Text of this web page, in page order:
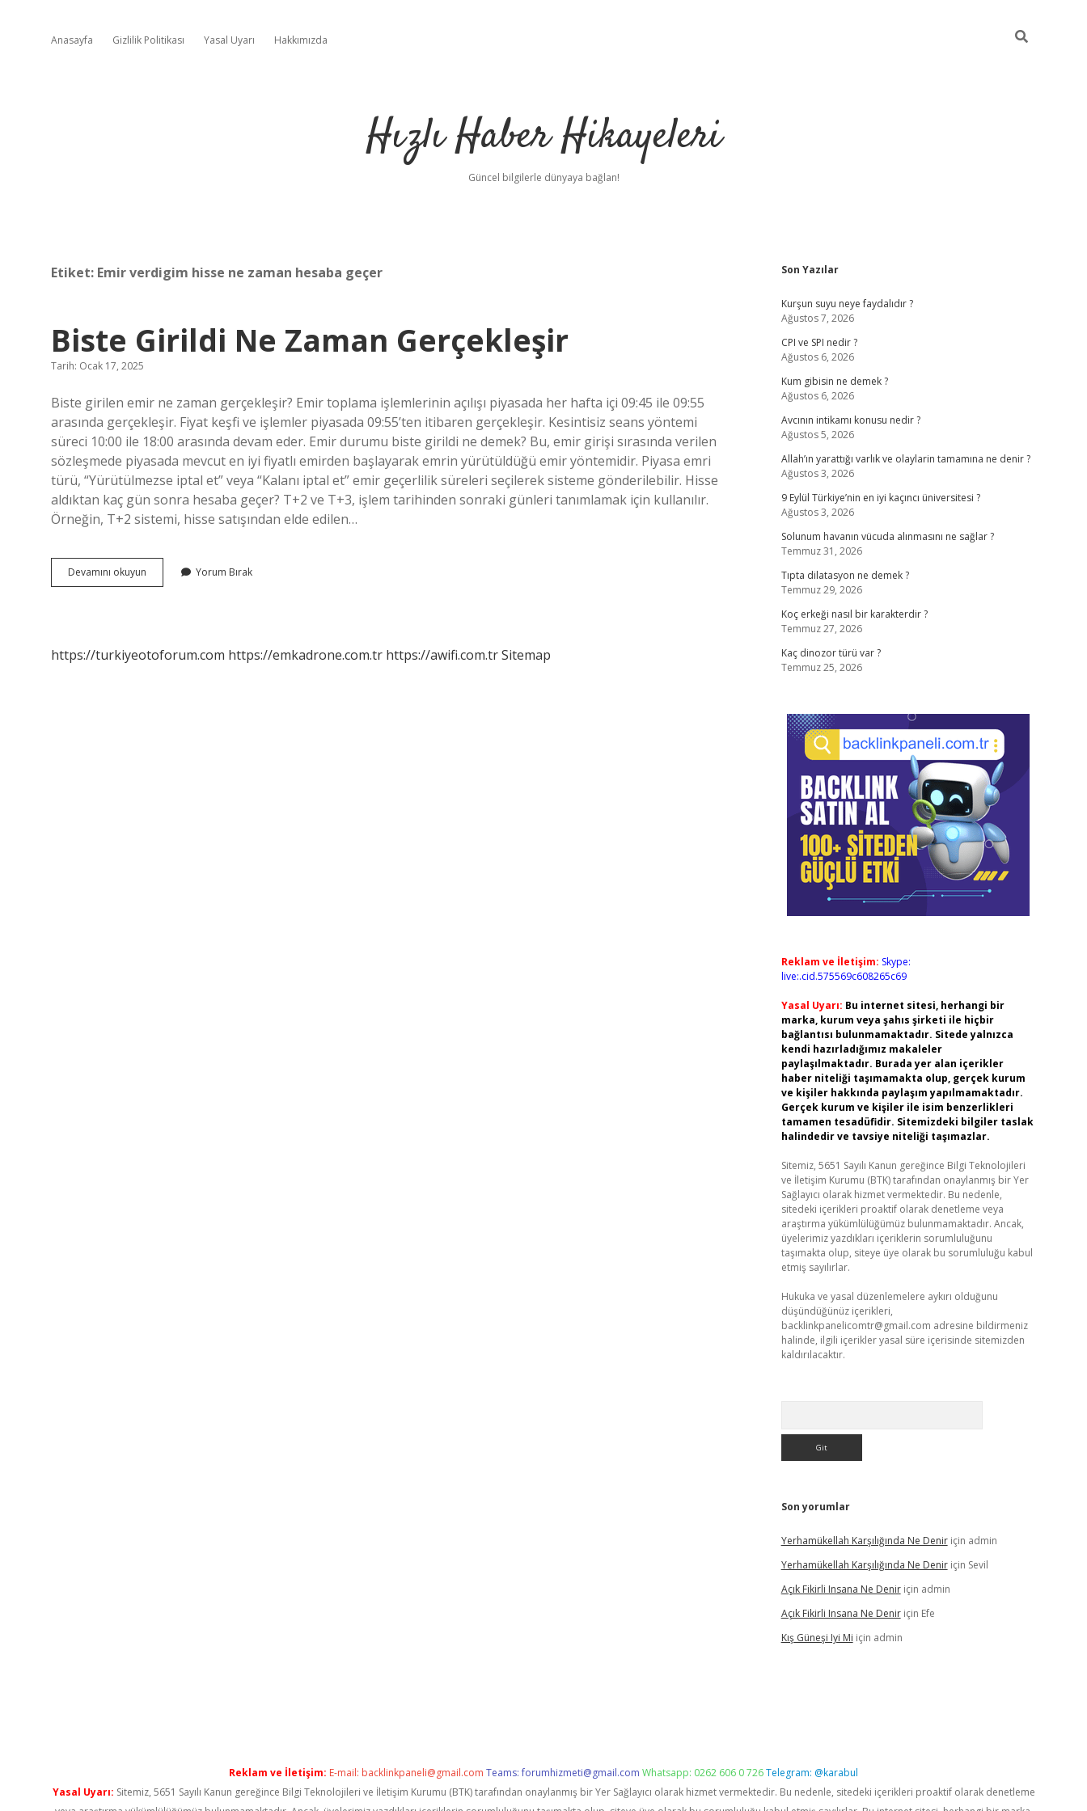
Anasayfa Gizlilik Politikası Yasal Uyarı Hakkımızda
Hızlı Haber Hikayeleri
Güncel bilgilerle dünyaya bağlan!
Etiket: Emir verdigim hisse ne zaman hesaba geçer
Biste Girildi Ne Zaman Gerçekleşir
Tarih: Ocak 17, 2025
Biste girilen emir ne zaman gerçekleşir? Emir toplama işlemlerinin açılışı piyasada her hafta içi 09:45 ile 09:55
arasında gerçekleşir. Fiyat keşfi ve işlemler piyasada 09:55’ten itibaren gerçekleşir. Kesintisiz seans yöntemi
süreci 10:00 ile 18:00 arasında devam eder. Emir durumu biste girildi ne demek? Bu, emir girişi sırasında verilen
sözleşmede piyasada mevcut en iyi fiyatlı emirden başlayarak emrin yürütüldüğü emir yöntemidir. Piyasa emri
türü, “Yürütülmezse iptal et” veya “Kalanı iptal et” emir geçerlilik süreleri seçilerek sisteme gönderilebilir. Hisse
aldıktan kaç gün sonra hesaba geçer? T+2 ve T+3, işlem tarihinden sonraki günleri tanımlamak için kullanılır.
Örneğin, T+2 sistemi, hisse satışından elde edilen…
Devamını okuyun
Girildi
Yorum Bırak
https://turkiyeotoforum.com https://emkadrone.com.tr https://awifi.com.trSitemap
Sidebar
Son Yazılar
Kurşun suyu neye faydalıdır ?
Ağustos 7, 2026
CPI ve SPI nedir ?
Ağustos 6, 2026
Kum gibisin ne demek ?
Ağustos 6, 2026
Avcının intikamı konusu nedir ?
Ağustos 5, 2026
Allah’ın yarattığı varlık ve olaylarin tamamına ne denir ?
Ağustos 3, 2026
9 Eylül Türkiye’nin en iyi kaçıncı üniversitesi ?
Ağustos 3, 2026
Solunum havanın vücuda alınmasını ne sağlar ?
Temmuz 31, 2026
Tıpta dilatasyon ne demek ?
Temmuz 29, 2026
Koç erkeği nasıl bir karakterdir ?
Temmuz 27, 2026
Kaç dinozor türü var ?
Temmuz 25, 2026
Reklam ve İletişim: Skype:
live:.cid.575569c608265c69
Yasal Uyarı: Bu internet sitesi, herhangi bir
marka, kurum veya şahıs şirketi ile hiçbir
bağlantısı bulunmamaktadır. Sitede yalnızca
kendi hazırladığımız makaleler
paylaşılmaktadır. Burada yer alan içerikler
haber niteliği taşımamakta olup, gerçek kurum
ve kişiler hakkında paylaşım yapılmamaktadır.
Gerçek kurum ve kişiler ile isim benzerlikleri
tamamen tesadüfidir. Sitemizdeki bilgiler taslak
halindedir ve tavsiye niteliği taşımazlar.
Sitemiz, 5651 Sayılı Kanun gereğince Bilgi Teknolojileri
ve İletişim Kurumu (BTK) tarafından onaylanmış bir Yer
Sağlayıcı olarak hizmet vermektedir. Bu nedenle,
sitedeki içerikleri proaktif olarak denetleme veya
araştırma yükümlülüğümüz bulunmamaktadır. Ancak,
üyelerimiz yazdıkları içeriklerin sorumluluğunu
taşımakta olup, siteye üye olarak bu sorumluluğu kabul
etmiş sayılırlar.
Hukuka ve yasal düzenlemelere aykırı olduğunu
düşündüğünüz içerikleri,
backlinkpanelicomtr@gmail.com adresine bildirmeniz
halinde, ilgili içerikler yasal süre içerisinde sitemizden
kaldırılacaktır.
Son yorumlar
Yerhamükellah Karşılığında Ne Deniriçin admin
Yerhamükellah Karşılığında Ne Deniriçin Sevil
Açık Fikirli Insana Ne Deniriçin admin
Açık Fikirli Insana Ne Deniriçin Efe
Kış Güneşi Iyi Mi için admin
Reklam ve İletişim: E-mail: backlinkpaneli@gmail.com Teams:forumhizmeti@gmail.com Whatsapp: 0262 606 0 726Telegram: @karabul
Yasal Uyarı: Sitemiz, 5651 Sayılı Kanun gereğince Bilgi Teknolojileri ve İletişim Kurumu (BTK) tarafından onaylanmış bir Yer Sağlayıcı olarak hizmet vermektedir. Bu nedenle, sitedeki içerikleri proaktif olarak denetleme